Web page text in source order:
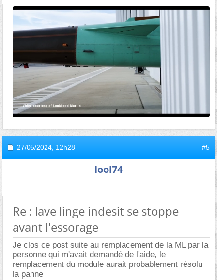
27/05/2024, 12h28 #5
lool74
Re : lave linge indesit se stoppe
avant l'essorage
Je clos ce post suite au remplacement de la ML par la
personne qui m'avait demandé de l'aide, le
remplacement du module aurait probablement résolu
la panne